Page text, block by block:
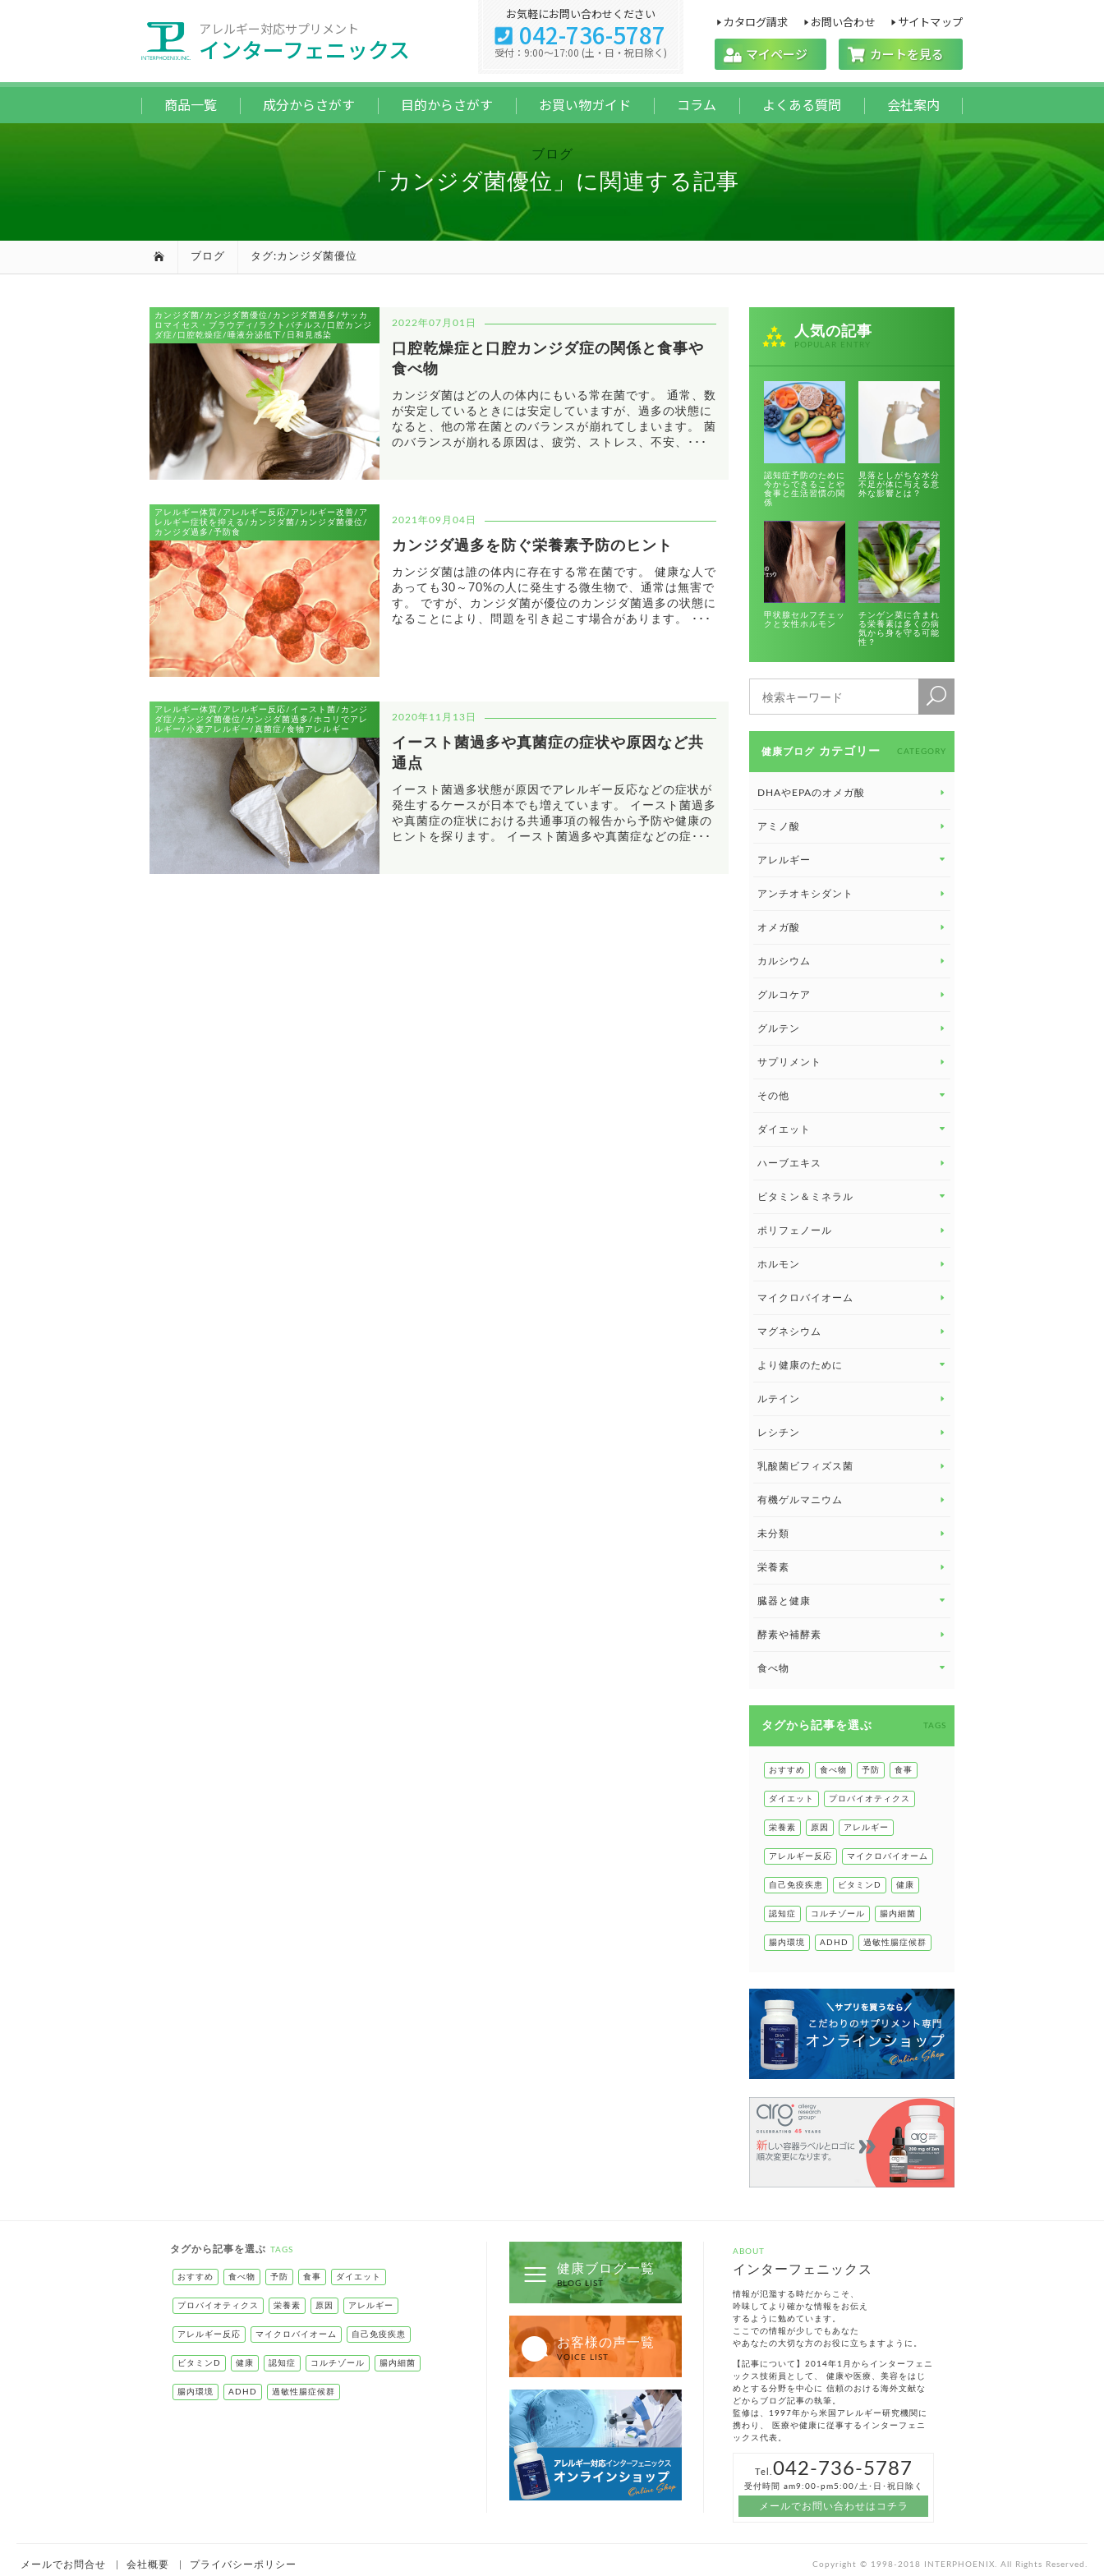
アレルギー対応サプリメント
インターフェニックス マイページ カートを見る
商品一覧 成分からさがす 目的からさがす お買い物ガイド コラム よくある質問 会社案内
カタログ請求 お問い合わせ サイトマップ
お気軽にお問い合わせください
042-736-5787
受付：9:00～17:00 (土・日・祝日除く)
ブログ
「カンジダ菌優位」に関連する記事
ブログ タグ:カンジダ菌優位
カンジダ菌/カンジダ菌優位/カンジダ菌過多/サッカ
ロマイセス・ブラウディ/ラクトバチルス/口腔カンジ
ダ症/口腔乾燥症/唾液分泌低下/日和見感染
2022年07月01日
口腔乾燥症と口腔カンジダ症の関係と食事や
食べ物
カンジダ菌はどの人の体内にもいる常在菌です。 通常、数
が安定しているときには安定していますが、過多の状態に
なると、他の常在菌とのバランスが崩れてしまいます。 菌
のバランスが崩れる原因は、疲労、ストレス、不安、･･･
アレルギー体質/アレルギー反応/アレルギー改善/ア
レルギー症状を抑える/カンジダ菌/カンジダ菌優位/
カンジダ過多/予防食
2021年09月04日
カンジダ過多を防ぐ栄養素予防のヒント
カンジダ菌は誰の体内に存在する常在菌です。 健康な人で
あっても30～70%の人に発生する微生物で、通常は無害で
す。 ですが、カンジダ菌が優位のカンジダ菌過多の状態に
なることにより、問題を引き起こす場合があります。 ･･･
アレルギー体質/アレルギー反応/イースト菌/カンジ
ダ症/カンジダ菌優位/カンジダ菌過多/ホコリでアレ
ルギー/小麦アレルギー/真菌症/食物アレルギー
2020年11月13日
イースト菌過多や真菌症の症状や原因など共
通点
イースト菌過多状態が原因でアレルギー反応などの症状が
発生するケースが日本でも増えています。 イースト菌過多
や真菌症の症状における共通事項の報告から予防や健康の
ヒントを探ります。 イースト菌過多や真菌症などの症･･･
人気の記事
POPULAR ENTRY
認知症予防のために
今からできることや
食事と生活習慣の関
係
見落としがちな水分
不足が体に与える意
外な影響とは？
甲状腺セルフチェッ
クと女性ホルモン
チンゲン菜に含まれ
る栄養素は多くの病
気から身を守る可能
性？
健康ブログ カテゴリー CATEGORY
DHAやEPAのオメガ酸
アミノ酸
アレルギー
アレルギー トップ
アンチオキシダント
オメガ酸
カルシウム
グルコケア
グルテン
サプリメント
その他
その他 トップ
健康セミナー
ダイエット
ダイエット トップ
ハーブエキス
ビタミン＆ミネラル
ビタミン＆ミネラル トップ
ビタミンE
ポリフェノール
ホルモン
マイクロバイオーム
マグネシウム
より健康のために
より健康のために トップ
眼の健康
睡眠
ルテイン
レシチン
乳酸菌ビフィズス菌
有機ゲルマニウム
未分類
栄養素
臓器と健康
臓器と健康 トップ
甲状腺
肌
肝臓の健康
腸の健康
酵素や補酵素
食べ物
健康食
タグから記事を選ぶ TAGS
おすすめ 食べ物 予防 食事
ダイエット プロバイオティクス
栄養素 原因 アレルギー
アレルギー反応 マイクロバイオーム
自己免疫疾患 ビタミンD 健康
認知症 コルチゾール 腸内細菌
腸内環境 ADHD 過敏性腸症候群
タグから記事を選ぶ TAGS
おすすめ 食べ物 予防 食事 ダイエット
プロバイオティクス 栄養素 原因 アレルギー
アレルギー反応 マイクロバイオーム 自己免疫疾患
ビタミンD 健康 認知症 コルチゾール 腸内細菌
腸内環境 ADHD 過敏性腸症候群
健康ブログ一覧
BLOG LIST
お客様の声一覧
VOICE LIST
ABOUT
インターフェニックス
情報が氾濫する時だからこそ、
吟味してより確かな情報をお伝え
するように勉めています。
ここでの情報が少しでもあなた
やあなたの大切な方のお役に立ちますように。
【記事について】2014年1月からインターフェニ
ックス技術員として、 健康や医療、美容をはじ
めとする分野を中心に 信頼のおける海外文献な
どからブログ記事の執筆。
監修は、1997年から米国アレルギー研究機関に
携わり、 医療や健康に従事するインターフェニ
ックス代表。
Tel. 042-736-5787
受付時間 am9:00-pm5:00/土･日･祝日除く
メールでお問い合わせはコチラ
メールでお問合せ 会社概要 プライバシーポリシー Copyright © 1998-2018 INTERPHOENIX. All Rights Reserved.